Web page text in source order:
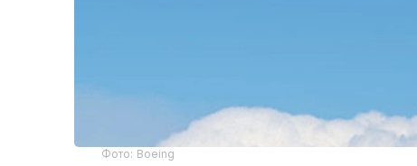
Фото: Boeing